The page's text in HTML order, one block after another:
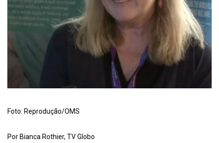
Foto: Reprodução/OMS
Por Bianca Rothier, TV Globo